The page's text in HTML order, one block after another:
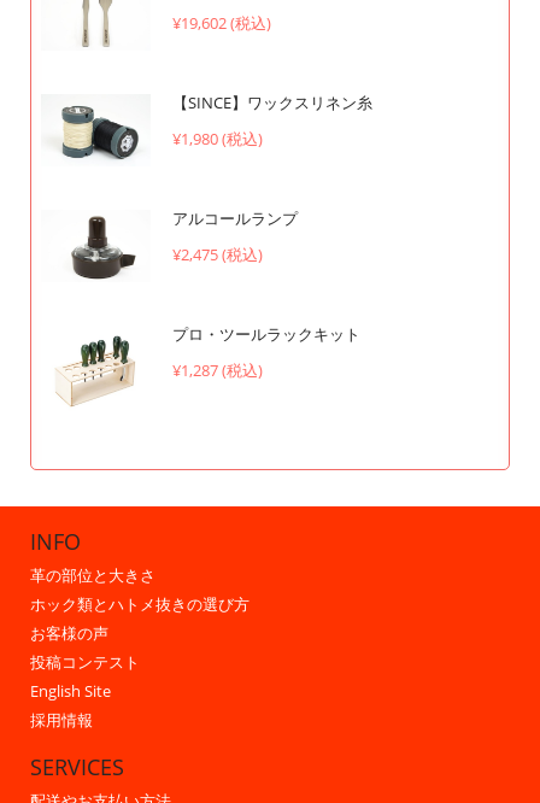
¥19,602 (税込)
【SINCE】ワックスリネン糸
¥1,980 (税込)
アルコールランプ
¥2,475 (税込)
プロ・ツールラックキット
¥1,287 (税込)
INFO
革の部位と大きさ
ホック類とハトメ抜きの選び方
お客様の声
投稿コンテスト
English Site
採用情報
SERVICES